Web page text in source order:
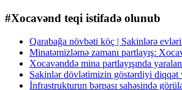
#Xocavənd teqi istifadə olunub
Qarabağa növbəti köç | Sakinlərə
Minatəmizləmə zamanı partlayış:
Xocavənddə mina partlayışında
Sakinlər dövlətimizin göstərdiyi diqqət
İnfrastrukturun bərpası sahəsində